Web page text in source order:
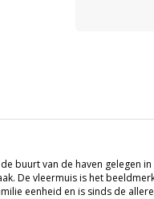
buurt van de haven gelegen
De vleermuis is het
eenheid en is sinds de